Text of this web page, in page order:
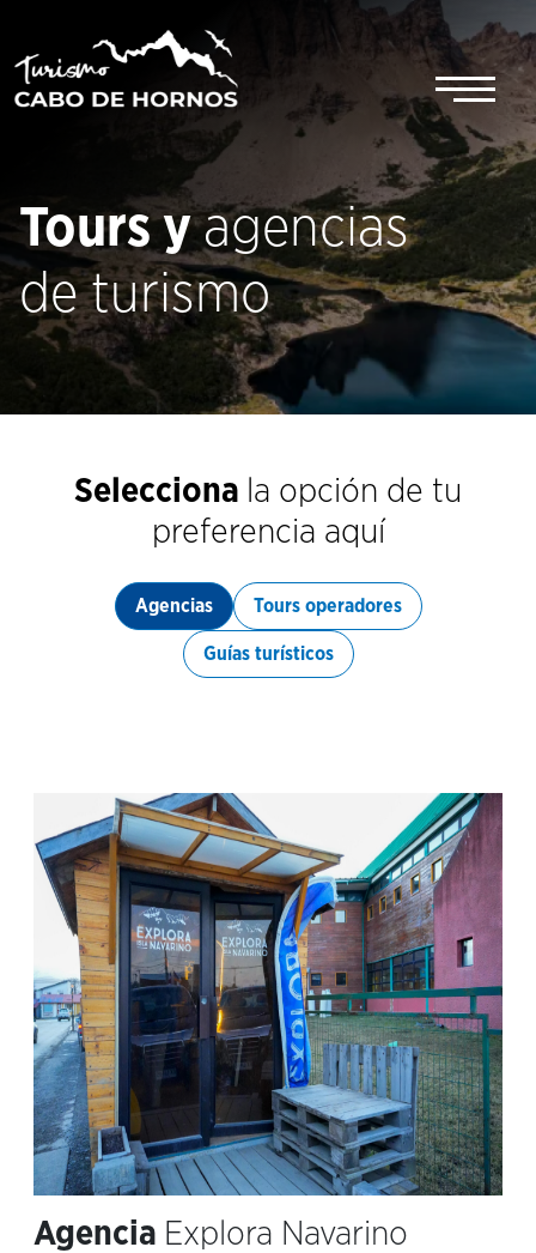
contenido
Tours yagencias
de turismo
Selecciona la opción de tu
preferencia aquí
Agencias Tours operadores
Guías turísticos
Agencia Explora Navarino